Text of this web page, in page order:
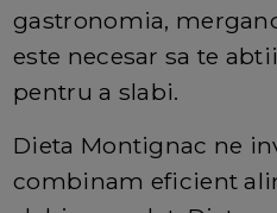
gastronomia,
este necesar sa te
pentru a slabi.
Dieta Montignac ne
combinam eficient